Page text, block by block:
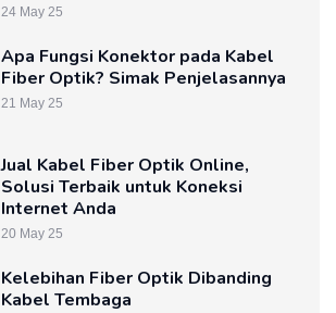
24 May 25
Apa Fungsi Konektor pada Kabel
Fiber Optik? Simak Penjelasannya
21 May 25
Jual Kabel Fiber Optik Online,
Solusi Terbaik untuk Koneksi
Internet Anda
20 May 25
Kelebihan Fiber Optik Dibanding
Kabel Tembaga